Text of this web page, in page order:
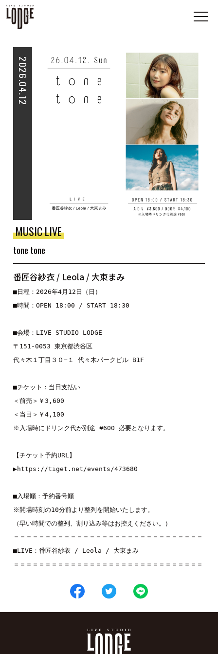
2026.04.12
MUSIC LIVE
tone tone
番匠谷紗衣 / Leola / 大東まみ
■日程：2026年4月12日（日）
■時間：OPEN 18:00 / START 18:30
■会場：LIVE STUDIO LODGE
〒151-0053 東京都渋谷区
代々木１丁目３０−１ 代々木パークビル B1F
■チケット：当日支払い
＜前売＞￥3,600
＜当日＞￥4,100
※入場時にドリンク代が別途 ¥600 必要となります。
【チケット予約URL】
▶︎https://tiget.net/events/473680
■入場順：予約番号順
※開場時刻の10分前より整列を開始いたします。
（早い時間での整列、割り込み等はお控えください。）
＝＝＝＝＝＝＝＝＝＝＝＝＝＝＝＝＝＝＝＝＝＝＝＝＝＝＝＝＝＝
■LIVE： 番匠谷紗衣 / Leola / 大東まみ
＝＝＝＝＝＝＝＝＝＝＝＝＝＝＝＝＝＝＝＝＝＝＝＝＝＝＝＝＝＝